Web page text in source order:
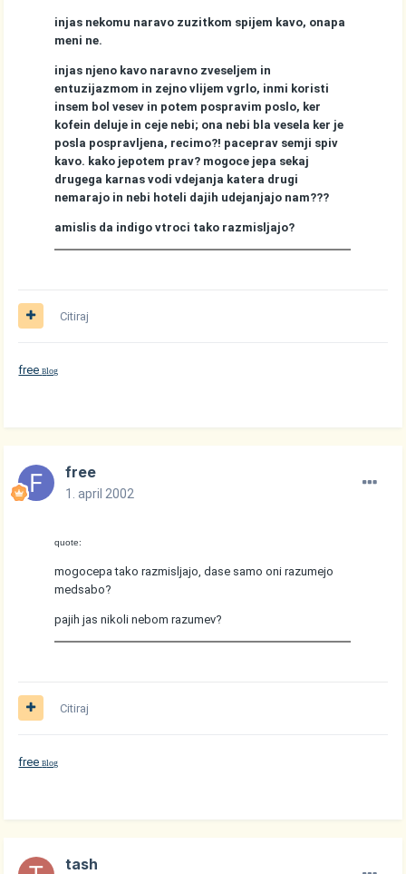
injas nekomu naravo zuzitkom spijem kavo, onapa
meni ne.
injas njeno kavo naravno zveseljem in
entuzijazmom in zejno vlijem vgrlo, inmi koristi
insem bol vesev in potem pospravim poslo, ker
kofein deluje in ceje nebi; ona nebi bla vesela ker je
posla pospravljena, recimo?! paceprav semji spiv
kavo. kako jepotem prav? mogoce jepa sekaj
drugega karnas vodi vdejanja katera drugi
nemarajo in nebi hoteli dajih udejanjajo nam???
amislis da indigo vtroci tako razmisljajo?
Citiraj
freeBlog
free
1. april 2002
quote:
mogocepa tako razmisljajo, dase samo oni razumejo
medsabo?
pajih jas nikoli nebom razumev?
Citiraj
freeBlog
tash